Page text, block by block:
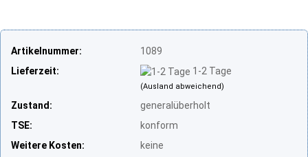
Artikelnummer:
1089
Lieferzeit:
1-2 Tage
(Ausland abweichend)
Zustand:
generalüberholt
TSE:
konform
Weitere Kosten:
keine